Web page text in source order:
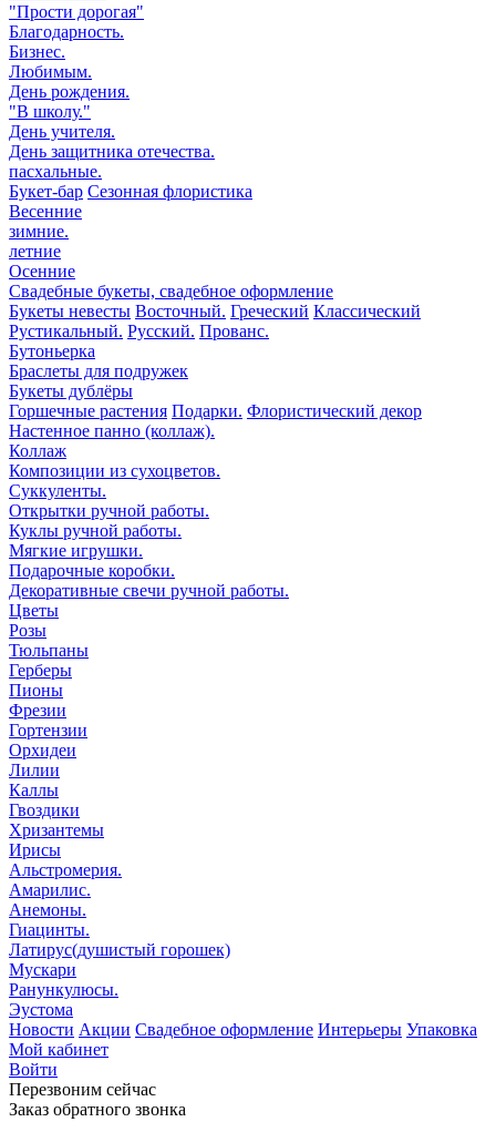
"Прости дорогая"
Благодарность.
Бизнес.
Любимым.
День рождения.
"В школу."
День учителя.
День защитника отечества.
пасхальные.
Букет-бар Сезонная флористика
Весенние
зимние.
летние
Осенние
Свадебные букеты, свадебное оформление
Букеты невесты Восточный. Греческий Классический
Рустикальный. Русский. Прованс.
Бутоньерка
Браслеты для подружек
Букеты дублёры
Горшечные растения Подарки. Флористический декор
Настенное панно (коллаж).
Коллаж
Композиции из сухоцветов.
Суккуленты.
Открытки ручной работы.
Куклы ручной работы.
Мягкие игрушки.
Подарочные коробки.
Декоративные свечи ручной работы.
Цветы
Розы
Тюльпаны
Герберы
Пионы
Фрезии
Гортензии
Орхидеи
Лилии
Каллы
Гвоздики
Хризантемы
Ирисы
Альстромерия.
Амарилис.
Анемоны.
Гиацинты.
Латирус(душистый горошек)
Мускари
Ранункулюсы.
Эустома
Новости Акции Свадебное оформление Интерьеры Упаковка
Мой кабинет
Войти
Перезвоним сейчас
Заказ обратного звонка